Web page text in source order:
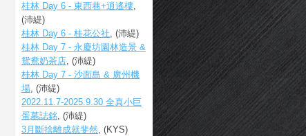
桂林 Day 6 - 東西巷+逍遙樓,
(沛緹)
桂林 Day 6 - 桂花公社, (沛緹)
桂林 Day 7 - 永慶坊園林造景 &
鴛鴦奶茶店, (沛緹)
桂林 Day 7 - 沙面島 & 廣州機
場, (沛緹)
2022.11.7-2025.9.30 全真小巨
蛋墓誌銘, (沛緹)
3月斷捨離成就斐然, (KYS)